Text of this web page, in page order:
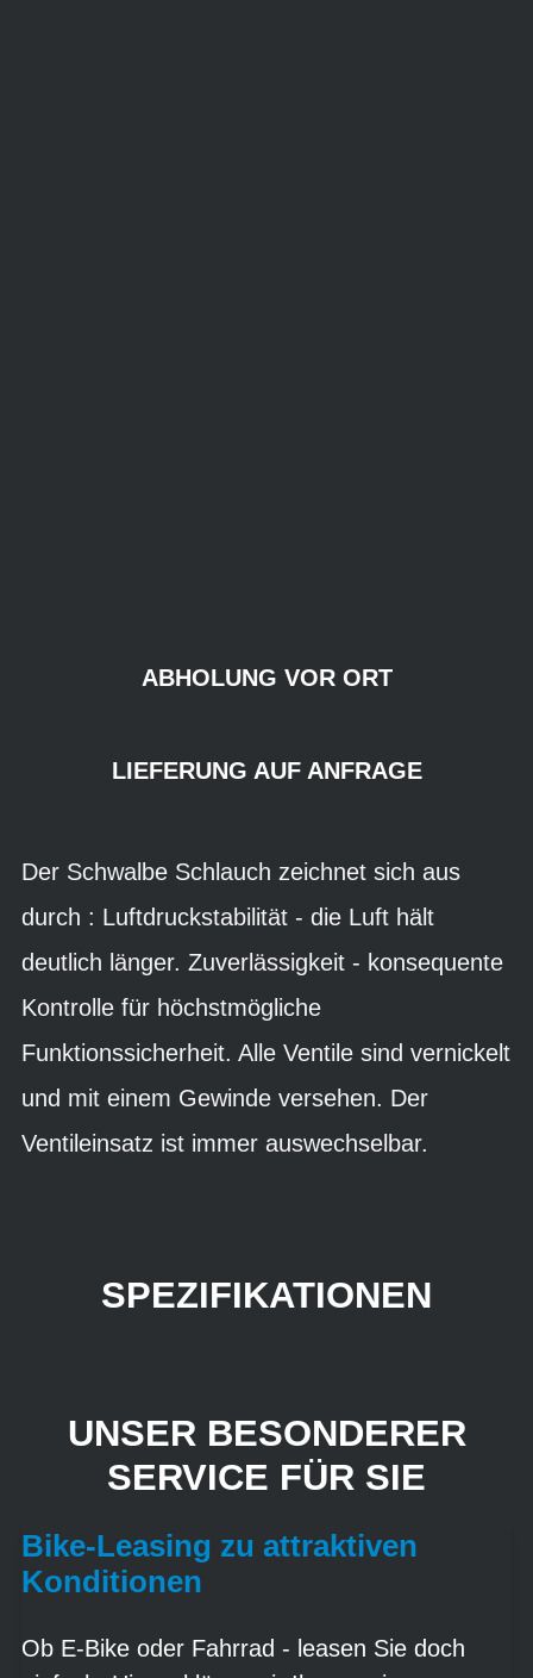
ABHOLUNG VOR ORT
LIEFERUNG AUF ANFRAGE
Der Schwalbe Schlauch zeichnet sich aus
durch : Luftdruckstabilität - die Luft hält
deutlich länger. Zuverlässigkeit - konsequente
Kontrolle für höchstmögliche
Funktionssicherheit. Alle Ventile sind vernickelt
und mit einem Gewinde versehen. Der
Ventileinsatz ist immer auswechselbar.
SPEZIFIKATIONEN
UNSER BESONDERER
SERVICE FÜR SIE
Bike-Leasing zu attraktiven
Konditionen
Ob E-Bike oder Fahrrad - leasen Sie doch